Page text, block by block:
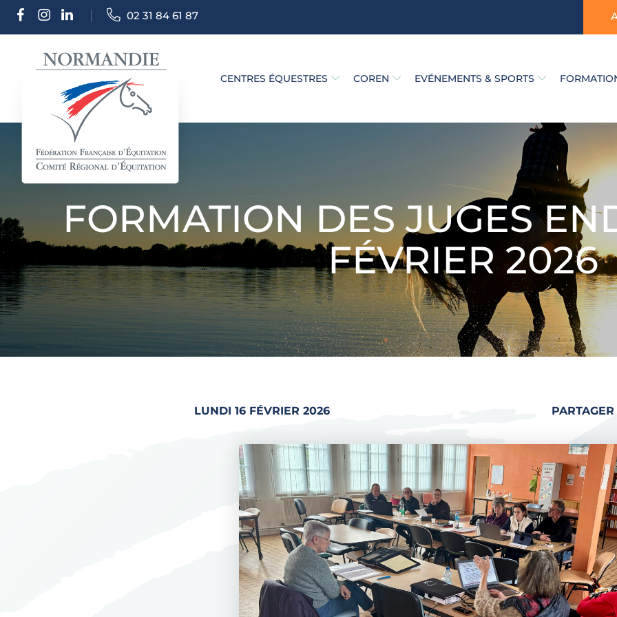
02 31 84 61 87
CENTRES ÉQUESTRES COREN EVÉNEMENTS & SPORTS
FORMATION DES JUGES
FÉVRIER 2026
LUNDI 16 FÉVRIER 2026